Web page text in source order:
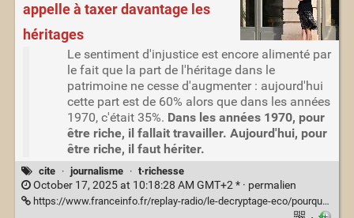
appelle à taxer davantage les
héritages
Le sentiment d'injustice est encore alimenté par
le fait que la part de l'héritage dans le
patrimoine ne cesse d'augmenter : aujourd'hui
cette part est de 60% alors que dans les années
1970, c'était 35%. Dans les années 1970, pour
être riche, il fallait travailler. Aujourd'hui, pour
être riche, il faut hériter.
cite · journalisme · t·richesse
October 17, 2025 at 10:18:28 AM GMT+2 * · permalien
https://www.franceinfo.fr/replay-radio/le-decryptage-eco/pourquoi-yael-braun-pivet-appelle-a-taxer-davantage-les-heritages_7528846.html